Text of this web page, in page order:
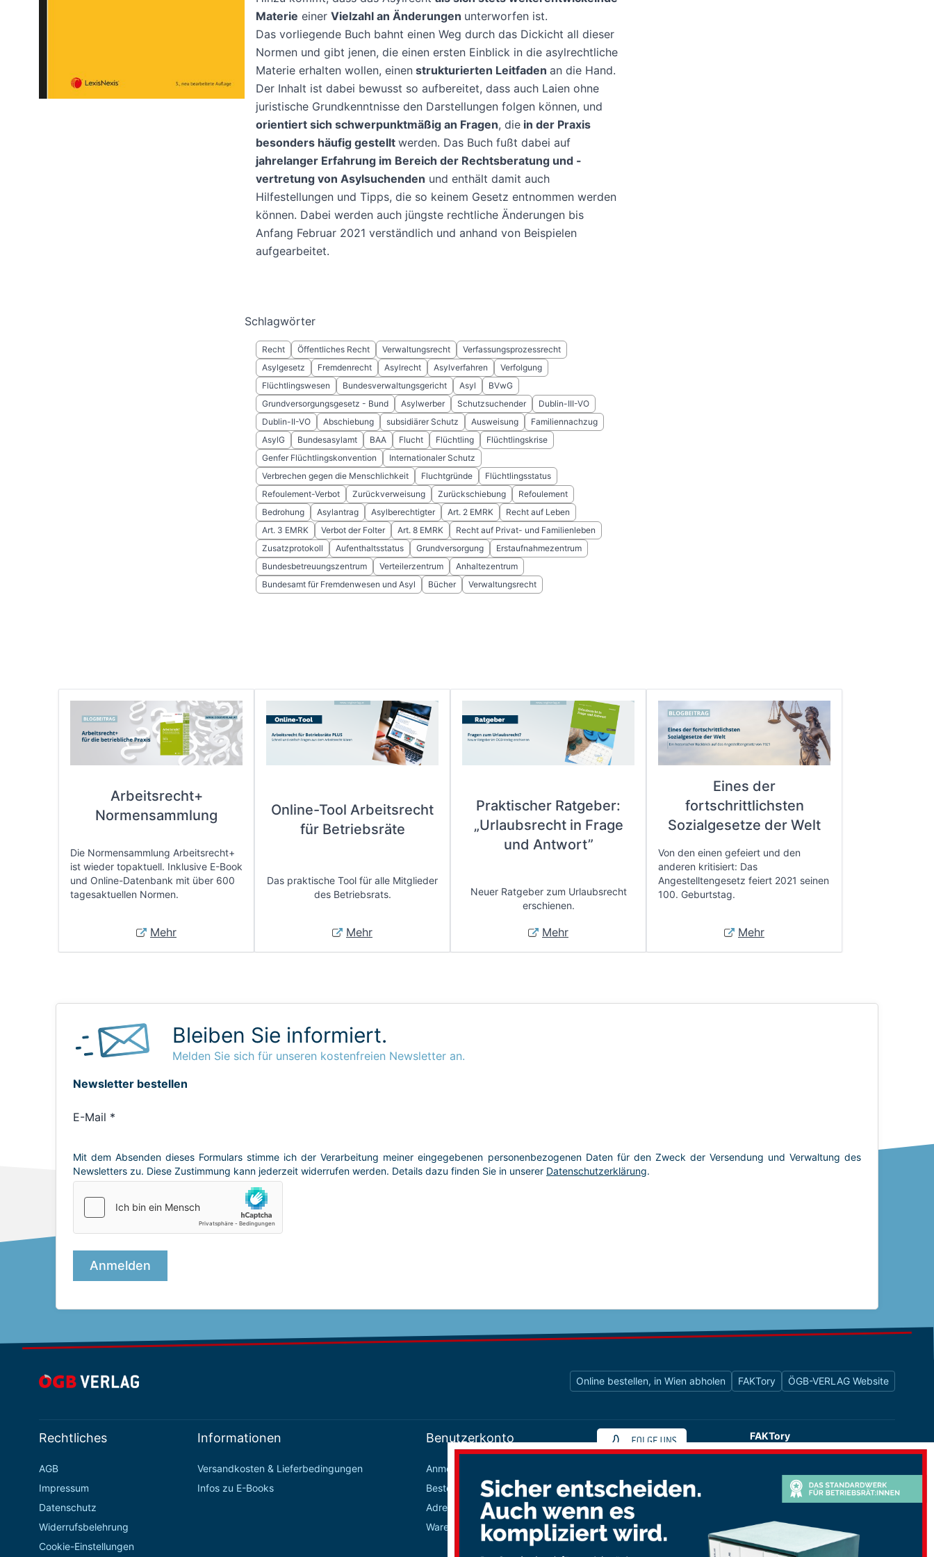
Materie einer Vielzahl an Änderungen unterworfen ist.
Das vorliegende Buch bahnt einen Weg durch das Dickicht all dieser
Normen und gibt jenen, die einen ersten Einblick in die asylrechtliche
Materie erhalten wollen, einenstrukturierten Leitfaden an die Hand.
Der Inhalt ist dabei bewusst so aufbereitet, dass auch Laien ohne
juristische Grundkenntnisse den Darstellungen folgen können, und
orientiert sich schwerpunktmäßig an Fragen, diein der Praxis
besonders häufig gestellt werden. Das Buch fußt dabei auf
jahrelanger Erfahrung im Bereich der Rechtsberatung und -
vertretung von Asylsuchenden und enthält damit auch
Hilfestellungen und Tipps, die so keinem Gesetz entnommen werden
können. Dabei werden auch jüngste rechtliche Änderungen bis
Anfang Februar 2021 verständlich und anhand von Beispielen
aufgearbeitet.
Schlagwörter
Recht Öffentliches Recht Verwaltungsrecht
Verfassungsprozessrecht
Asylgesetz
Fremdenrecht Asylrecht Asylverfahren
Verfolgung
Flüchtlingswesen
Bundesverwaltungsgericht Asyl
BVwG
Grundversorgungsgesetz - Bund
Asylwerber Schutzsuchender
Dublin-III-VO
Dublin-II-VO
Abschiebung subsidiärer Schutz Ausweisung
Familiennachzug
AsylG
Bundesasylamt BAA Flucht Flüchtling
Flüchtlingskrise
Genfer Flüchtlingskonvention
Internationaler Schutz
Verbrechen gegen die Menschlichkeit
Fluchtgründe
Flüchtlingsstatus
Refoulement-Verbot
Zurückverweisung Zurückschiebung
Refoulement
Bedrohung
Asylantrag Asylberechtigter Art. 2 EMRK
Recht auf Leben
Art. 3 EMRK
Verbot der Folter Art. 8 EMRK
Recht auf Privat- und Familienleben
Zusatzprotokoll
Aufenthaltsstatus Grundversorgung
Erstaufnahmezentrum
Bundesbetreuungszentrum
Verteilerzentrum
Anhaltezentrum
Bundesamt für Fremdenwesen und Asyl
Bücher Verwaltungsrecht
Arbeitsrecht+
Normensammlung
Die Normensammlung Arbeitsrecht+
ist wieder topaktuell. Inklusive E-Book
und Online-Datenbank mit über 600
tagesaktuellen Normen.
Mehr
Online-Tool Arbeitsrecht
für Betriebsräte
Das praktische Tool für alle Mitglieder
des Betriebsrats.
Mehr
Praktischer Ratgeber:
„Urlaubsrecht in Frage
und Antwort”
Neuer Ratgeber zum Urlaubsrecht
erschienen.
Mehr
Eines der
fortschrittlichsten
Sozialgesetze der Welt
Von den einen gefeiert und den
anderen kritisiert: Das
Angestelltengesetz feiert 2021 seinen
100. Geburtstag.
Mehr
Bleiben Sie informiert.
Melden Sie sich für unseren kostenfreien Newsletter an.
Online bestellen, in Wien abholen FAKTory ÖGB-VERLAG Website
Rechtliches
AGB
Impressum
Datenschutz
Widerrufsbelehrung
Cookie-Einstellungen
Informationen
Versandkosten & Lieferbedingungen
Infos zu E-Books
Benutzerkonto
Anmelden / Registrieren
Bestellungen
Adressbuch
Warenkorb
FAKTory
Buchhandlung des ÖGB-Verlags
1010 Wien
Tel: 01 / 405 49 98 / 99132
Fax: 01 / 405 49 98 / 99136